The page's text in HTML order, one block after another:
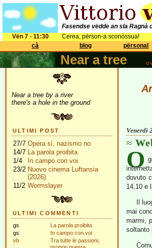
Fasendse vëdde an sla Ragnà
Vën 7 - 11:30
Cerea, përson-a sconòssua!
cà
blog përsonal
Near a tree
Near a tree by a river
there's a hole in the ground
ULTIMI POST
27/7 Opera sì, nazismo no
14/7 La parola proibita
1/4
In campo con voi
23/2 Nuovo cinema Luftansia
(2026)
11/2 Wormslayer
ULTIMI COMMENTI
gs
La parola proibita
gs
In campo con voi
vb
Tra tutte le passioni,
Venerdì
O
dovuto
14,10 e
Il
mai
marmi,
soltanto